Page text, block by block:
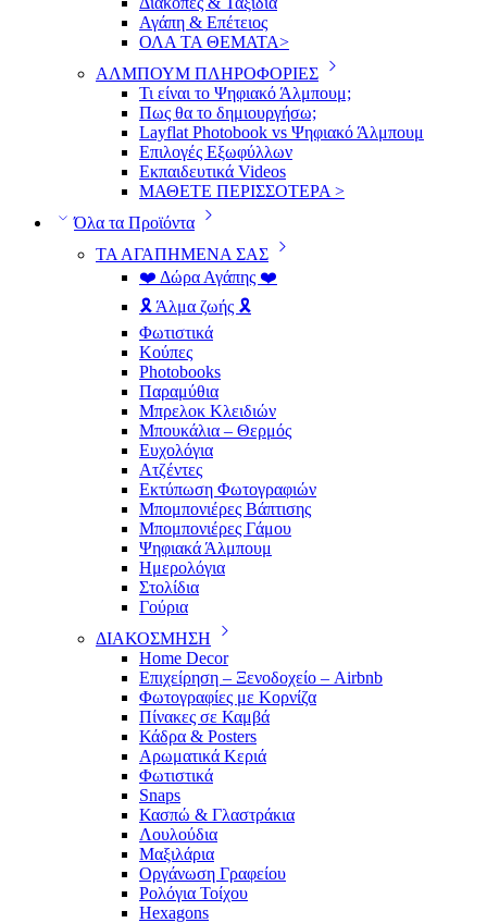
Αγάπη & Επέτειος
ΟΛΑ ΤΑ ΘΕΜΑΤΑ>
ΑΛΜΠΟΥΜ ΠΛΗΡΟΦΟΡΙΕΣ
Τι είναι το Ψηφιακό Άλμπουμ;
Πως θα το δημιουργήσω;
Layflat Photobook vs Ψηφιακό Άλμπουμ
Επιλογές Εξωφύλλων
Εκπαιδευτικά Videos
ΜΑΘΕΤΕ ΠΕΡΙΣΣΟΤΕΡΑ >
Όλα τα Προϊόντα
ΤΑ ΑΓΑΠΗΜΕΝΑ ΣΑΣ
❤️ Δώρα Αγάπης ❤️
🎗️ Άλμα ζωής 🎗️
Φωτιστικά
Κούπες
Photobooks
Παραμύθια
Μπρελοκ Κλειδιών
Μπουκάλια – Θερμός
Ευχολόγια
Ατζέντες
Εκτύπωση Φωτογραφιών
Μπομπονιέρες Βάπτισης
Μπομπονιέρες Γάμου
Ψηφιακά Άλμπουμ
Ημερολόγια
Στολίδια
Γούρια
ΔΙΑΚΟΣΜΗΣΗ
Home Decor
Επιχείρηση – Ξενοδοχείο – Airbnb
Φωτογραφίες με Κορνίζα
Πίνακες σε Καμβά
Κάδρα & Posters
Αρωματικά Κεριά
Φωτιστικά
Snaps
Κασπώ & Γλαστράκια
Λουλούδια
Μαξιλάρια
Οργάνωση Γραφείου
Ρολόγια Τοίχου
Hexagons